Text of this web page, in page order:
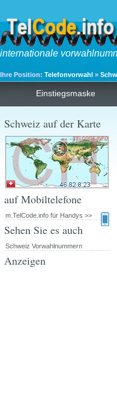
internationale
Ihre Position: Telefonvorwahl »
Einstiegsmaske
Schweiz auf der Karte
auf Mobiltelefone
m.TelCode.info für Handys >>
Sehen Sie es auch
Schweiz Vorwahlnummern
Anzeigen